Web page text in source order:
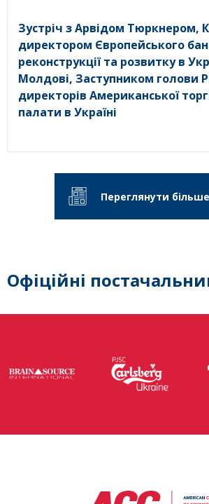
Зустріч з Арвідом Тюркнером,
директором Європейського
реконструкції та розвитку в
Молдові, Заступником голови
директорів Американської
палати в Україні
Переглянути
Офіційні